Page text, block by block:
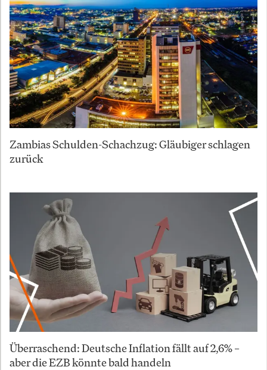
Zambias Schulden-Schachzug: Gläubiger schlagen
zurück
Überraschend: Deutsche Inflation fällt auf 2,6% –
aber die EZB könnte bald handeln